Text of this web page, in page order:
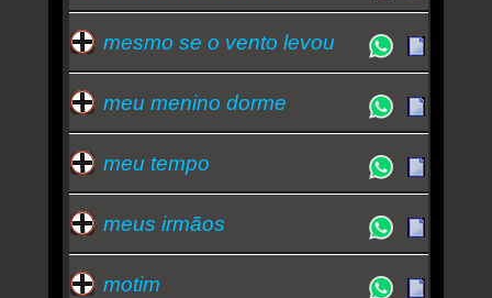
mesmo se o vento levou
meu menino dorme
meu tempo
meus irmãos
motim